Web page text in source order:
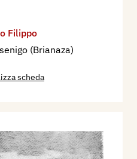
Filippo
(Brianaza)
scheda